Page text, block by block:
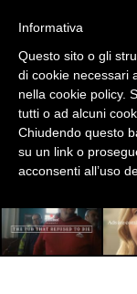
CINEMA
DIGITALE
EDITORIA
ESTERNA
RADIO / AUDIO
Informativa
Questo sito o gli
di cookie necessari
nella cookie policy.
tutti o ad alcuni
Chiudendo questo
su un link o
acconsenti all’uso